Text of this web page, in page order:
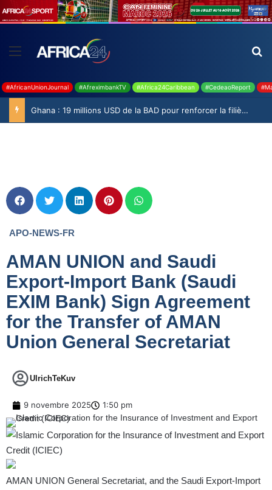
#AfricanUnionJournal #AfreximbankTV #Africa24Caribbean #CedeaoReport
Ghana : 19 millions USD de la BAD pour renforcer la filière rizicole
APO-NEWS-FR
AMAN UNION and Saudi
Export-Import Bank (Saudi
EXIM Bank) Sign Agreement
for the Transfer of AMAN
Union General Secretariat
UlrichTeKuv
9 novembre 2025 1:50 pm
AMAN UNION General Secretariat, and the Saudi Export-Import